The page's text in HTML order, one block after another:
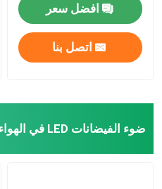
منتجات
افضل سعر
اتصل بنا
ضوء الفيضانات LED في الهواء الطلق